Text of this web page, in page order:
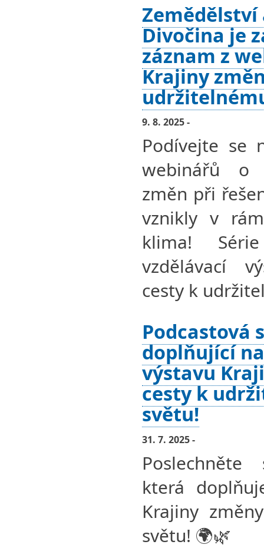
Zemědělství
Divočina je
záznam z
Krajiny
9. 8. 2025 -
Podívejte se
webinářů o
změn při
vznikly v
klima!
vzdělávací
cesty k
Podcastová
doplňující
výstavu
cesty k
světu!
31. 7. 2025 -
která
Krajiny
světu! 🌍🌿